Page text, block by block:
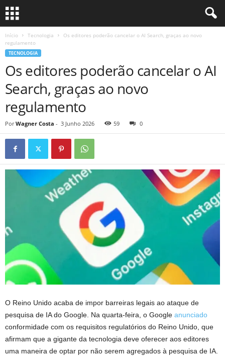
Início Tecnologia
Os editores poderão cancelar o AI Search, graças ao novo
regulamento
TECNOLOGIA
Os editores poderão cancelar o AI
Search, graças ao novo
regulamento
Por Wagner Costa - 3 Junho 2026 59 0
O Reino Unido acaba de impor barreiras legais ao ataque de
pesquisa de IA do Google. Na quarta-feira, o Google anunciado
conformidade com os requisitos regulatórios do Reino Unido, que
afirmam que a gigante da tecnologia deve oferecer aos editores
uma maneira de optar por não serem agregados à pesquisa de IA.